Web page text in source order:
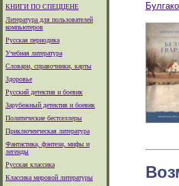
КНИГИ ПО СПЕЦЦЕНЕ
Литература для пользователей
компьютеров
Русская периодика
Учебная литература
Словари, справочники, карты
Здоровье
Русский детектив и боевик
Зарубежный детектив и боевик
Политические бестселлеры
Приключенческая литература
Фантастика, фэнтези, мифы и
легенды
Русская классика
Классика мировой литературы